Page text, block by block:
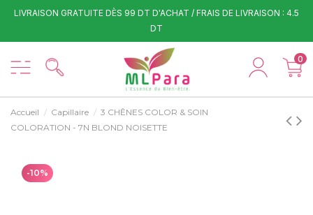
LIVRAISON GRATUITE DÈS 99 DT D'ACHAT / FRAIS DE LIVRAISON : 4.5
DT
0
Accueil Capillaire
3 CHÊNES COLOR & SOIN
COLORATION - 7N BLOND NOISETTE
-10%